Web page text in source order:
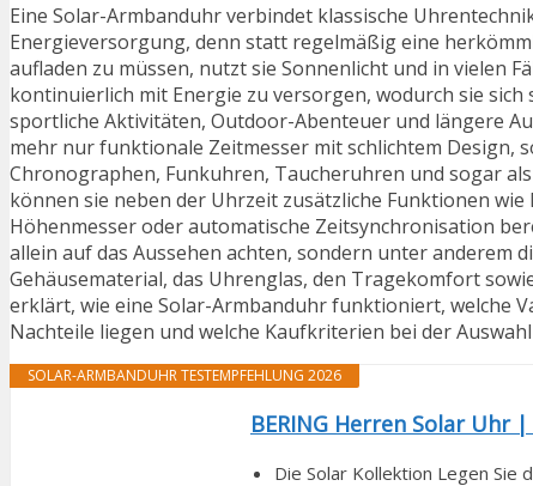
Eine Solar-Armbanduhr verbindet klassische
Energieversorgung, denn statt regelmäßig eine
aufladen zu müssen, nutzt sie Sonnenlicht und in vielen
kontinuierlich mit Energie zu versorgen, wodurch sie
sportliche Aktivitäten, Outdoor-Abenteuer und längere
mehr nur funktionale Zeitmesser mit schlichtem Design,
Chronographen, Funkuhren, Taucheruhren und sogar
können sie neben der Uhrzeit zusätzliche Funktionen
Höhenmesser oder automatische Zeitsynchronisation
allein auf das Aussehen achten, sondern unter anderem
Gehäusematerial, das Uhrenglas, den Tragekomfort
erklärt, wie eine Solar-Armbanduhr funktioniert, welche
Nachteile liegen und welche Kaufkriterien bei der
SOLAR-ARMBANDUHR TESTEMPFEHLUNG 2026
BERING Herren Solar Uhr
Die Solar Kollektion Legen Sie